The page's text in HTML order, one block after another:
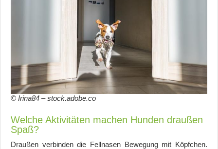
© Irina84 – stock.adobe.co
Welche Aktivitäten machen Hunden draußen
Spaß?
Draußen verbinden die Fellnasen Bewegung mit Köpfchen.